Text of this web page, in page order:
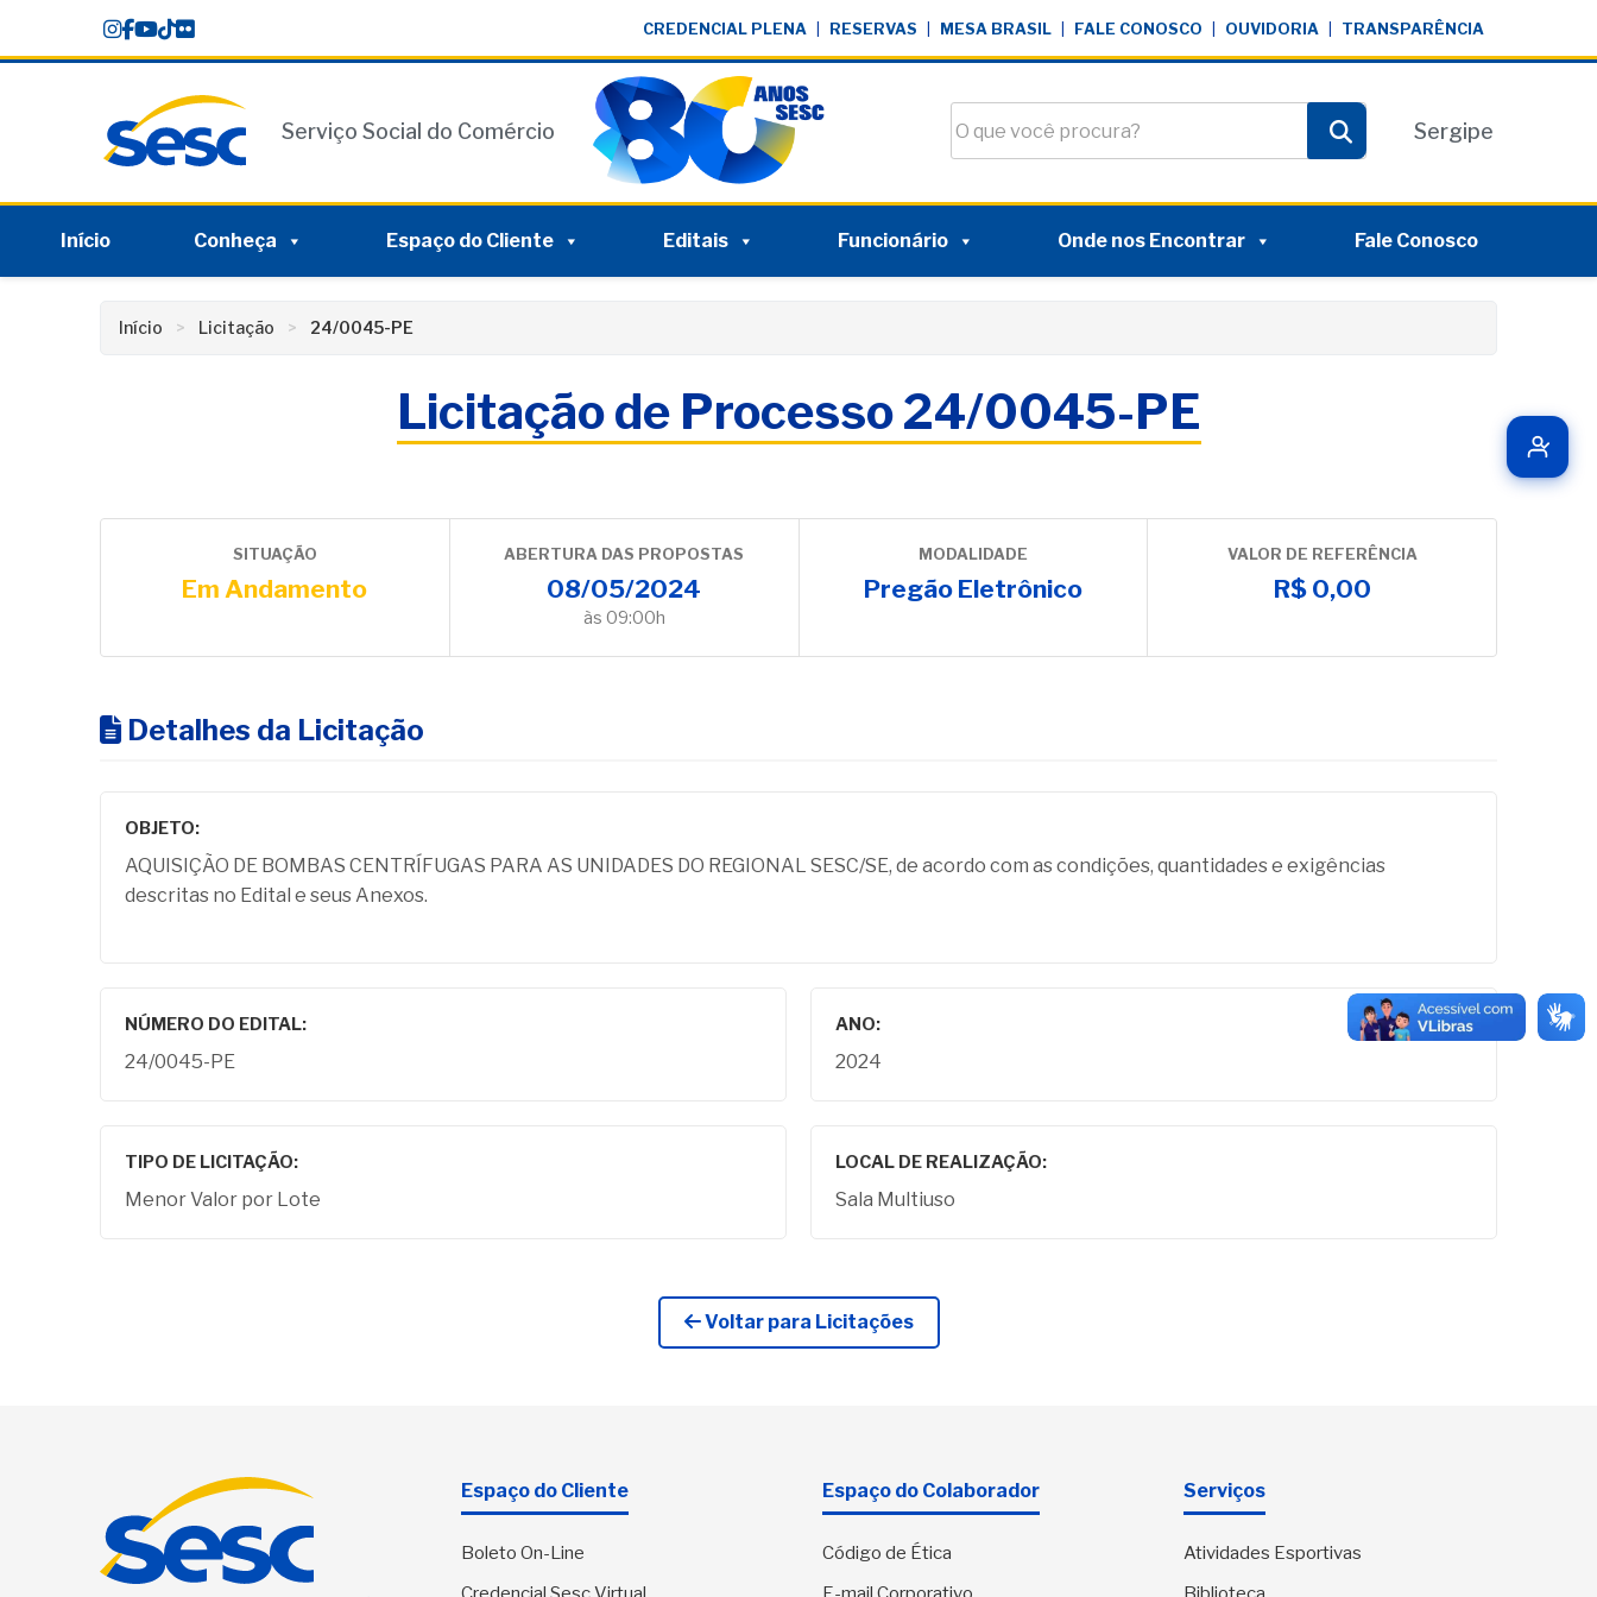
content
CREDENCIAL PLENA RESERVAS MESA BRASIL FALE CONOSCO OUVIDORIA TRANSPARÊNCIA
Serviço Social do Comércio
Pesquisar
Sergipe
Início Conheça Espaço do Cliente Editais Funcionário Onde nos Encontrar Fale Conosco
Início Licitação 24/0045-PE
Licitação de Processo 24/0045-PE
SITUAÇÃO
Em Andamento
ABERTURA DAS PROPOSTAS
08/05/2024
às 09:00h
MODALIDADE
Pregão Eletrônico
VALOR DE REFERÊNCIA
R$ 0,00
Detalhes da Licitação
OBJETO:
AQUISIÇÃO DE BOMBAS CENTRÍFUGAS PARA AS UNIDADES DO REGIONAL SESC/SE, de acordo com as condições, quantidades e exigências
descritas no Edital e seus Anexos.
NÚMERO DO EDITAL:
24/0045-PE
ANO:
2024
TIPO DE LICITAÇÃO:
Menor Valor por Lote
LOCAL DE REALIZAÇÃO:
Sala Multiuso
Voltar para Licitações
Espaço do Cliente
Boleto On-Line
Espaço do Colaborador
Código de Ética
Serviços
Atividades Esportivas